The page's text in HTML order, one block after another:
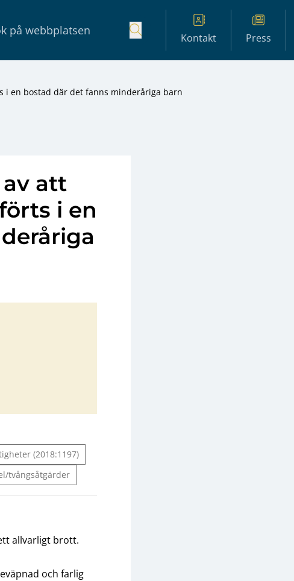
Kontakt Press
i en bostad där det fanns minderåriga barn
att
i en
(2018:1197)
tvångsåtgärder
allvarligt brott.
och farlig